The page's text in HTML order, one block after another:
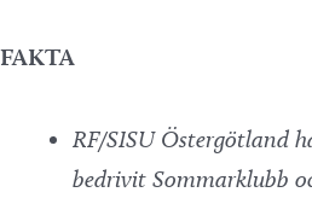
FAKTA
RF/SISU Östergötland
bedrivit Sommarklubb